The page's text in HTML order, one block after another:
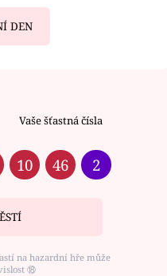
DEN
Vaše šťastná čísla
10 46 2
na hazardní hře může
⑱